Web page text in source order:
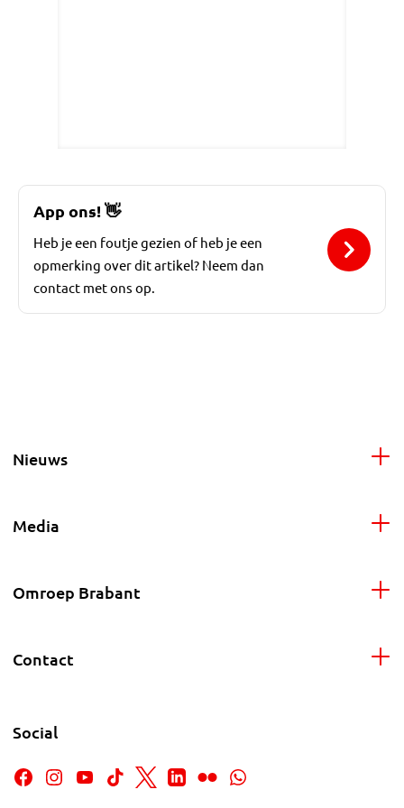
App ons!👋
Heb je een foutje gezien of heb je een
opmerking over dit artikel? Neem dan
contact met ons op.
Nieuws
Media
Omroep Brabant
Contact
Social